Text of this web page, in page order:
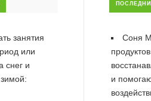
занятия
или
снег и
Соня
и